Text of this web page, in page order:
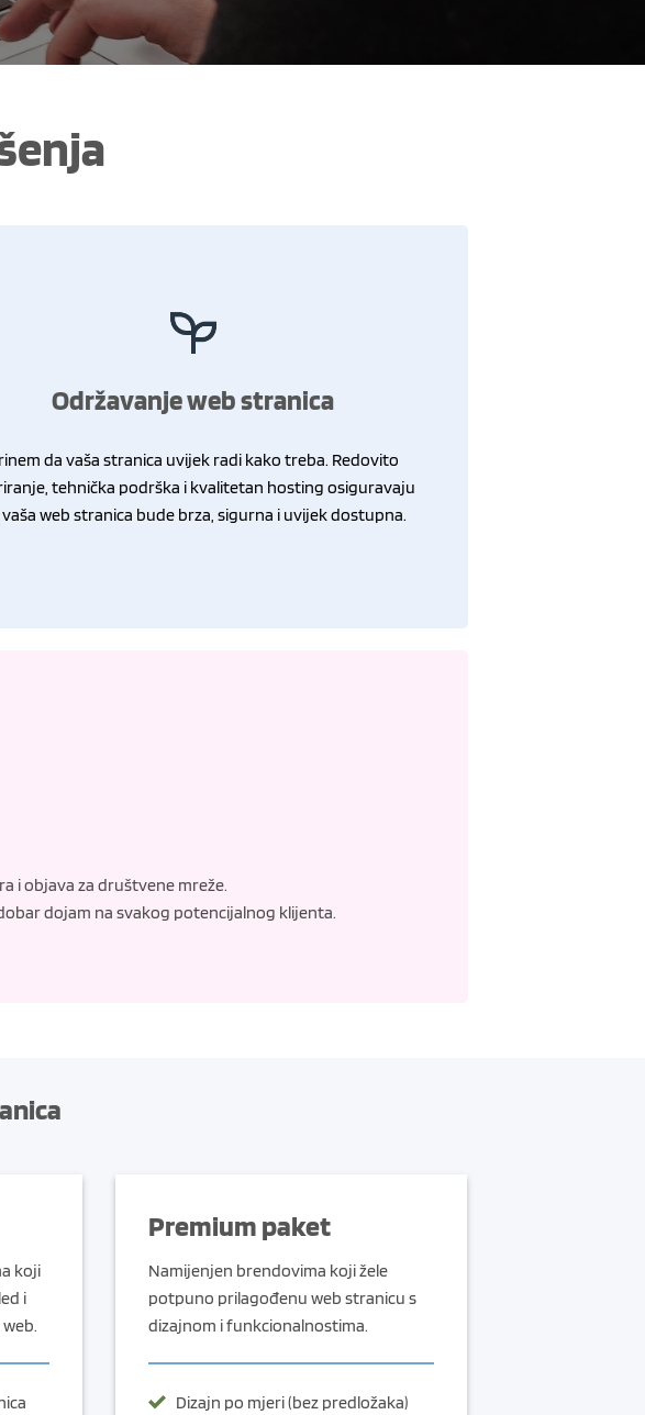
Održavanje web stranica
da vaša stranica uvijek radi kako treba. Redovito
tehnička podrška i kvalitetan hosting osiguravaju
web stranica bude brza, sigurna i uvijek dostupna.
i objava za društvene mreže.
dojam na svakog potencijalnog klijenta.
koji
i
Premium paket
Namijenjen brendovima koji žele
potpuno prilagođenu web stranicu s
dizajnom i funkcionalnostima.
Dizajn po mjeri (bez predložaka)